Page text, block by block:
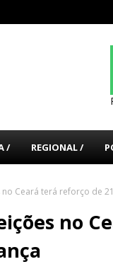
/ REGIONAL /
Ceará terá reforço de
no